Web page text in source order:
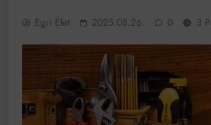
Ingatlanpiaci szakértők szerint akár 5
egyetemi városokban
Munkácsy nem Krisztust szépítette meg: minket
Ahol köszönnek, ott még van város
Amikor a Tetris boldogabbá tesz, mint a
Egri Élet 2025.08.26. 0 3